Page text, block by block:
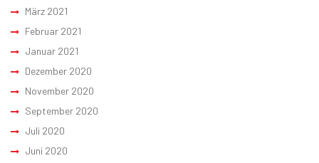
März 2021
Februar 2021
Januar 2021
Dezember 2020
November 2020
September 2020
Juli 2020
Juni 2020